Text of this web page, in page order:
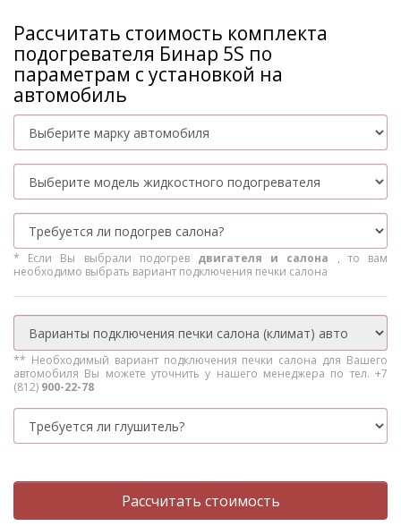
Рассчитать стоимость комплекта
подогревателя Бинар 5S по
параметрам с установкой на
автомобиль
* Если Вы выбрали подогрев двигателя и салона , то вам
необходимо выбрать вариант подключения печки салона
** Необходимый вариант подключения печки салона для Вашего
автомобиля Вы можете уточнить у нашего менеджера по тел. +7
(812) 900-22-78
Рассчитать стоимость